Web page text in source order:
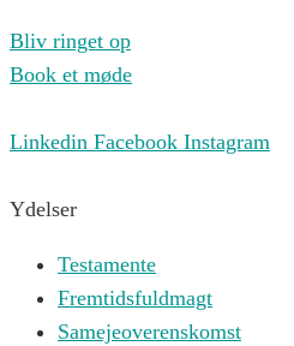
Bliv ringet op
Book et møde
Linkedin Facebook Instagram
Ydelser
Testamente
Fremtidsfuldmagt
Samejeoverenskomst